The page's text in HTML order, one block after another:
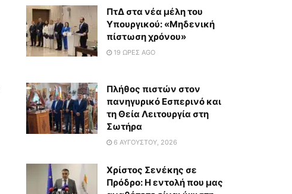
ΠτΔ στα νέα μέλη του
Υπουργικού: «Μηδενική
πίστωση χρόνου»
19 ΏΡΕΣ AGO
Πλήθος πιστών στον
πανηγυρικό Εσπερινό και
τη Θεία Λειτουργία στη
Σωτήρα
6 ΑΥΓΟΎΣΤΟΥ, 2026
Χρίστος Σενέκης σε
Πρόδρο: Η εντολή που μας